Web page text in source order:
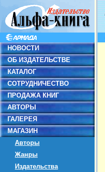
НОВОСТИ
ОБ ИЗДАТЕЛЬСТВЕ
КАТАЛОГ
СОТРУДНИЧЕСТВО
ПРОДАЖА КНИГ
АВТОРЫ
ГАЛЕРЕЯ
МАГАЗИН
Авторы
Жанры
Издательства